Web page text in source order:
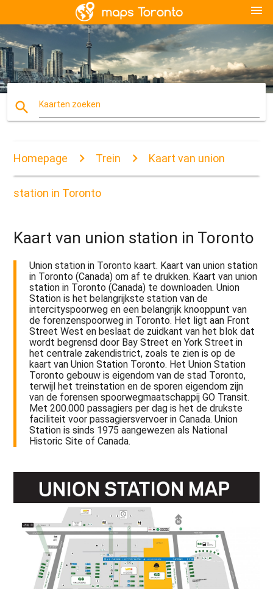
menu
search Kaarten zoeken
Homepage Trein Kaart van union
station in Toronto
Kaart van union station in Toronto
Union station in Toronto kaart. Kaart van union station
in Toronto (Canada) om af te drukken. Kaart van union
station in Toronto (Canada) te downloaden. Union
Station is het belangrijkste station van de
intercityspoorweg en een belangrijk knooppunt van
de forenzenspoorweg in Toronto. Het ligt aan Front
Street West en beslaat de zuidkant van het blok dat
wordt begrensd door Bay Street en York Street in
het centrale zakendistrict, zoals te zien is op de
kaart van Union Station Toronto. Het Union Station
Toronto gebouw is eigendom van de stad Toronto,
terwijl het treinstation en de sporen eigendom zijn
van de forensen spoorwegmaatschappij GO Transit.
Met 200.000 passagiers per dag is het de drukste
faciliteit voor passagiersvervoer in Canada. Union
Station is sinds 1975 aangewezen als National
Historic Site of Canada.